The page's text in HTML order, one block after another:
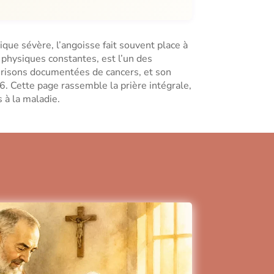
sévère, l’angoisse fait souvent place à
constantes, est l’un des
documentées de cancers, et son
Cette page rassemble la prière intégrale,
à la maladie.